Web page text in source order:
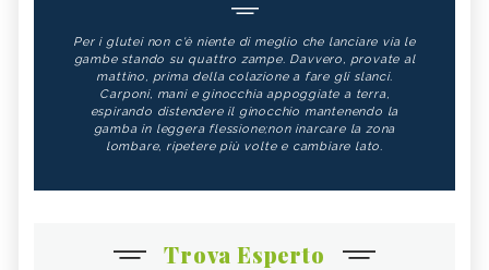
Per i glutei non c'è niente di meglio che lanciare via le
gambe stando su quattro zampe. Davvero, provate al
mattino, prima della colazione a fare gli slanci.
Carponi, mani e ginocchia appoggiate a terra,
espirando distendere il ginocchio mantenendo la
gamba in leggera flessione;non inarcare la zona
lombare, ripetere più volte e cambiare lato.
Trova Esperto